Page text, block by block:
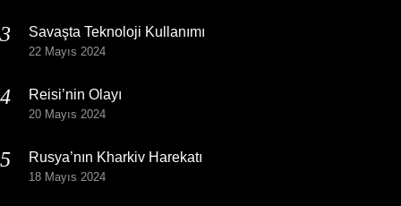
Savaşta Teknoloji Kullanımı
22 Mayıs 2024
Reisi’nin Olayı
20 Mayıs 2024
Rusya’nın Kharkiv Harekatı
18 Mayıs 2024